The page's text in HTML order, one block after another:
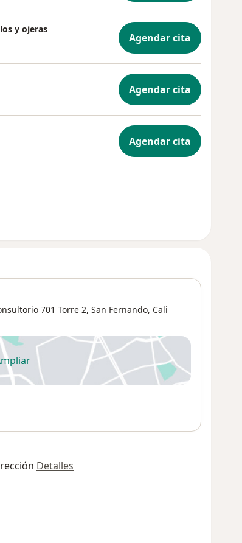
y ojeras
Agendar cita
Agendar cita
Agendar cita
701 Torre 2, San Fernando, Cali
se abre en una nueva pestaña
Detalles